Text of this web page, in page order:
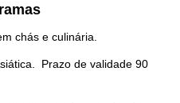
chás e culinária.
Prazo de validade 90